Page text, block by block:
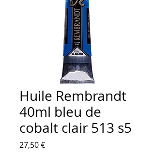
Huile Rembrandt
40ml bleu de
cobalt clair 513 s5
27,50 €Prix